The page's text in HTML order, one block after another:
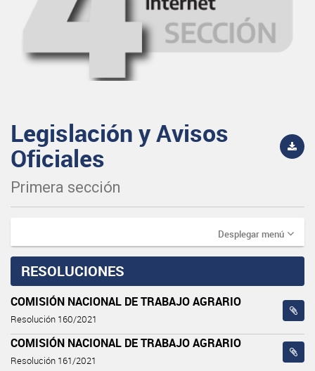
Legislación y Avisos
Oficiales
Primera sección
Desplegar menú
RESOLUCIONES
COMISIÓN NACIONAL DE TRABAJO AGRARIO
Resolución 160/2021
COMISIÓN NACIONAL DE TRABAJO AGRARIO
Resolución 161/2021